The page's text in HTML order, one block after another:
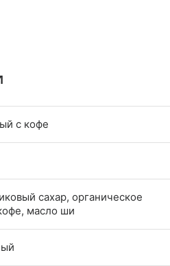
с кофе
сахар, органическое
масло ши